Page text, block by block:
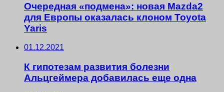
Очередная «подмена»: новая Mazda2
для Европы оказалась клоном Toyota
Yaris
01.12.2021
К гипотезам развития болезни
Альцгеймера добавилась еще одна